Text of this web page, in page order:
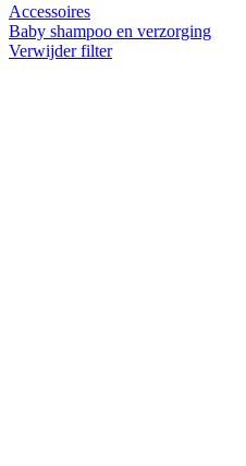
Accessoires
Baby shampoo en verzorging
Verwijder filter